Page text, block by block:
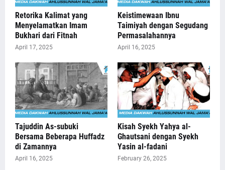
Retorika Kalimat yang
Menyelamatkan Imam
Bukhari dari Fitnah
April 17, 2025
Keistimewaan Ibnu
Taimiyah dengan Segudang
Permasalahannya
April 16, 2025
Tajuddin As-subuki
Bersama Beberapa Huffadz
di Zamannya
April 16, 2025
Kisah Syekh Yahya al-
Ghautsani dengan Syekh
Yasin al-fadani
February 26, 2025